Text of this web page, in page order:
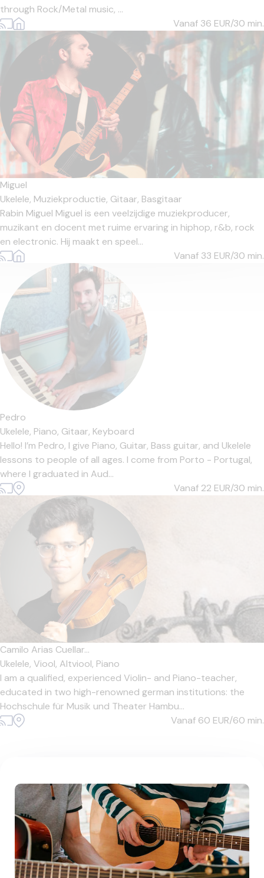
through Rock/Metal music, ...
Vanaf 36 EUR/30 min.
Miguel
Ukelele, Muziekproductie, Gitaar, Basgitaar
Rabin Miguel Miguel is een veelzijdige muziekproducer,
muzikant en docent met ruime ervaring in hiphop, r&b, rock
en electronic. Hij maakt en speel...
Vanaf 33 EUR/30 min.
Pedro
Ukelele, Piano, Gitaar, Keyboard
Hello! I’m Pedro, I give Piano, Guitar, Bass guitar, and Ukelele
lessons to people of all ages. I come from Porto - Portugal,
where I graduated in Aud...
Vanaf 22 EUR/30 min.
Camilo Arias Cuellar...
Ukelele, Viool, Altviool, Piano
I am a qualified, experienced Violin- and Piano-teacher,
educated in two high-renowned german institutions: the
Hochschule für Musik und Theater Hambu...
Vanaf 60 EUR/60 min.